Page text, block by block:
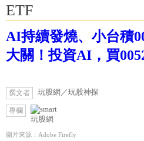
ETF
AI持續發燒、小台積
大關！投資AI，買
撰文者 玩股網／玩股神探
專欄
玩股網
圖片來源：Adobe Firefly